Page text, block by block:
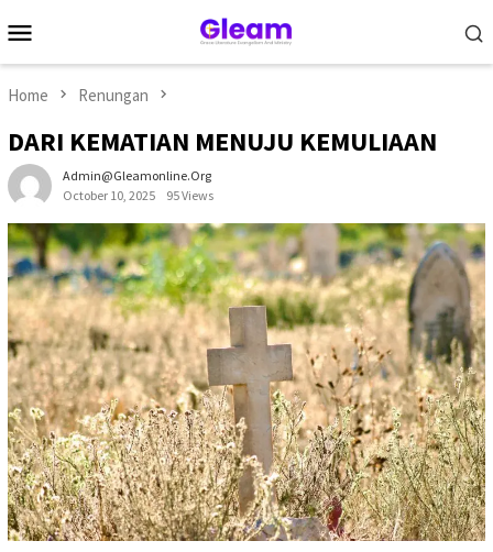
to
Menu
Home Renungan
DARI KEMATIAN MENUJU KEMULIAAN
Admin@gleamonline.org
October 10, 2025
95 Views